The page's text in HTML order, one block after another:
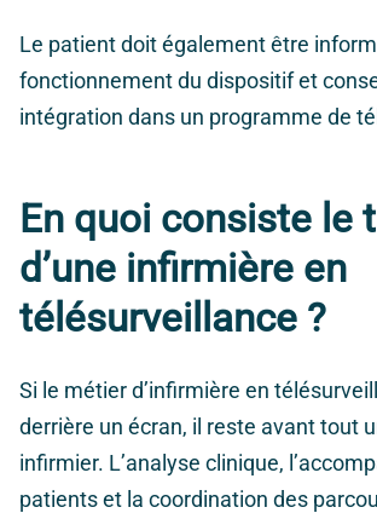
Le patient doit également être
fonctionnement du dispositif et
intégration dans un programme de
En quoi consiste le
d’une infirmière en
télésurveillance ?
Si le métier d’infirmière en
derrière un écran, il reste avant tout
infirmier. L’analyse clinique,
patients et la coordination des